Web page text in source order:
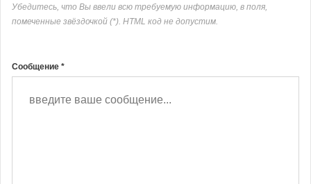
Убедитесь, что Вы ввели всю требуемую информацию, в поля,
помеченные звёздочкой (*). HTML код не допустим.
Сообщение *